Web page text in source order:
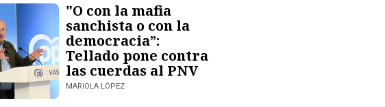
"O con la mafia
sanchista o con la
democracia”:
Tellado pone contra
las cuerdas al PNV
MARIOLA LÓPEZ